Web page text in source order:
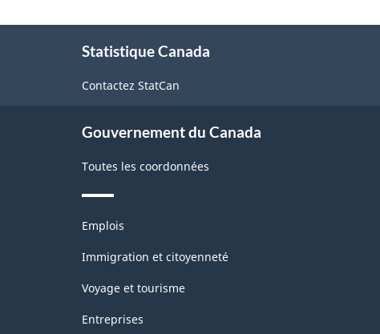
Statistique Canada
Contactez StatCan
Gouvernement du Canada
Toutes les coordonnées
Thèmes
sujets
Emplois
Immigration et citoyenneté
Voyage et tourisme
Entreprises